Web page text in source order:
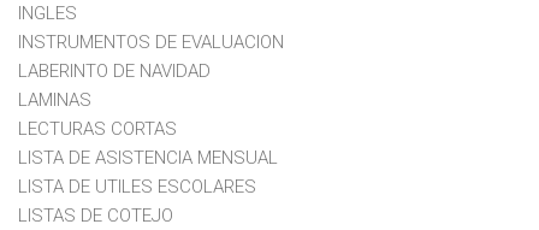
INGLES
INSTRUMENTOS DE EVALUACION
LABERINTO DE NAVIDAD
LAMINAS
LECTURAS CORTAS
LISTA DE ASISTENCIA MENSUAL
LISTA DE UTILES ESCOLARES
LISTAS DE COTEJO